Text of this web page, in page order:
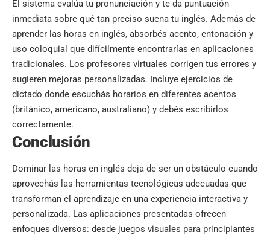
El sistema evalúa tu pronunciación y te da puntuación
inmediata sobre qué tan preciso suena tu inglés. Además de
aprender las horas en inglés, absorbés acento, entonación y
uso coloquial que difícilmente encontrarías en aplicaciones
tradicionales. Los profesores virtuales corrigen tus errores y
sugieren mejoras personalizadas. Incluye ejercicios de
dictado donde escuchás horarios en diferentes acentos
(británico, americano, australiano) y debés escribirlos
correctamente.
Conclusión
Dominar las horas en inglés deja de ser un obstáculo cuando
aprovechás las herramientas tecnológicas adecuadas que
transforman el aprendizaje en una experiencia interactiva y
personalizada. Las aplicaciones presentadas ofrecen
enfoques diversos: desde juegos visuales para principiantes